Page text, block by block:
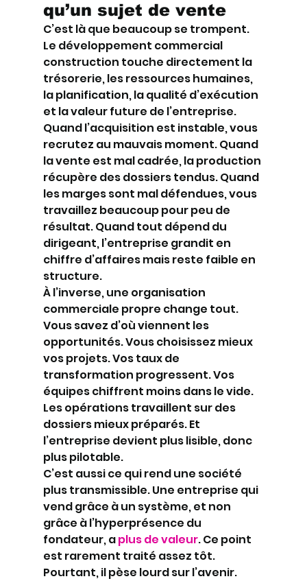
qu’un sujet de vente
C’est là que beaucoup se trompent.
Le développement commercial
construction touche directement la
trésorerie, les ressources humaines,
la planification, la qualité d’exécution
et la valeur future de l’entreprise.
Quand l’acquisition est instable, vous
recrutez au mauvais moment. Quand
la vente est mal cadrée, la production
récupère des dossiers tendus. Quand
les marges sont mal défendues, vous
travaillez beaucoup pour peu de
résultat. Quand tout dépend du
dirigeant, l’entreprise grandit en
chiffre d’affaires mais reste faible en
structure.
À l’inverse, une organisation
commerciale propre change tout.
Vous savez d’où viennent les
opportunités. Vous choisissez mieux
vos projets. Vos taux de
transformation progressent. Vos
équipes chiffrent moins dans le vide.
Les opérations travaillent sur des
dossiers mieux préparés. Et
l’entreprise devient plus lisible, donc
plus pilotable.
C’est aussi ce qui rend une société
plus transmissible. Une entreprise qui
vend grâce à un système, et non
grâce à l’hyperprésence du
fondateur, a plus de valeur. Ce point
est rarement traité assez tôt.
Pourtant, il pèse lourd sur l’avenir.